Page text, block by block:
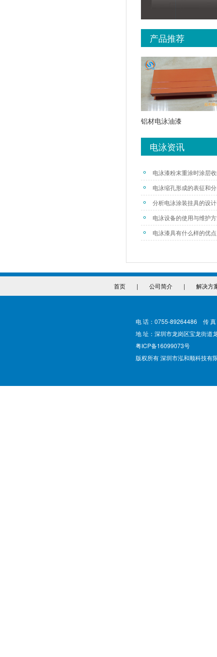
产品推荐
铝材电泳油漆
电泳资讯
电泳漆粉末重涂时涂层
电泳缩孔形成的表征和
分析电泳涂装挂具的设
电泳设备的使用与维护
电泳漆具有什么样的优
首页 | 公司简介 | 解决方
电 话：0755-89264486 传
地 址：深圳市龙岗区宝龙街道
粤ICP备16099073号
版权所有 深圳市泓和顺科技有